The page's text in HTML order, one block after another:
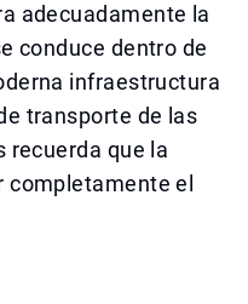
adecuadamente la
conduce dentro de
infraestructura
transporte de las
recuerda que la
completamente el